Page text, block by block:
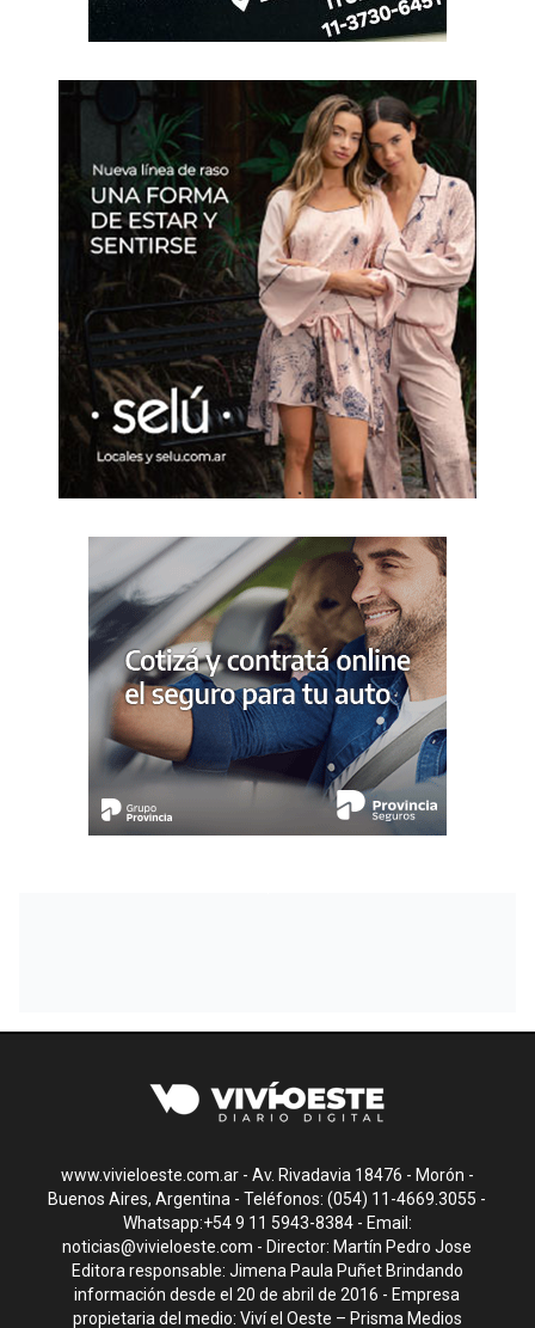
www.vivieloeste.com.ar - Av. Rivadavia 18476 - Morón -
Buenos Aires, Argentina - Teléfonos: (054) 11-4669.3055 -
Whatsapp:+54 9 11 5943-8384 - Email:
noticias@vivieloeste.com - Director: Martín Pedro Jose
Editora responsable: Jimena Paula Puñet Brindando
información desde el 20 de abril de 2016 - Empresa
propietaria del medio: Viví el Oeste – Prisma Medios